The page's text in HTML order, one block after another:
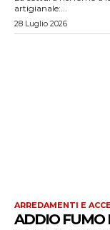
artigianale:...
28 Luglio 2026
ARREDAMENTI E
ADDIO FUMO